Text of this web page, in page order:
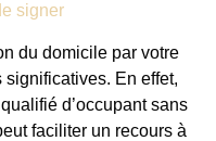
signer
du domicile par votre
En effet,
d’occupant sans
faciliter un recours à